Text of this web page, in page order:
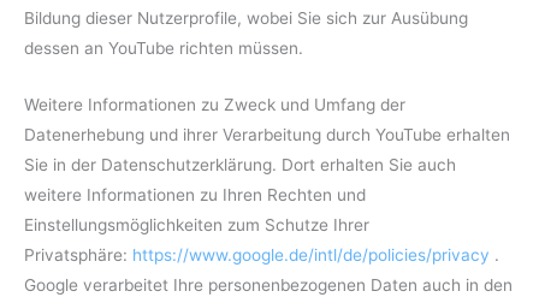
Bildung dieser Nutzerprofile, wobei Sie sich zur Ausübung
dessen an YouTube richten müssen.
Weitere Informationen zu Zweck und Umfang der
Datenerhebung und ihrer Verarbeitung durch YouTube erhalten
Sie in der Datenschutzerklärung. Dort erhalten Sie auch
weitere Informationen zu Ihren Rechten und
Einstellungsmöglichkeiten zum Schutze Ihrer
Privatsphäre: https://www.google.de/intl/de/policies/privacy .
Google verarbeitet Ihre personenbezogenen Daten auch in den